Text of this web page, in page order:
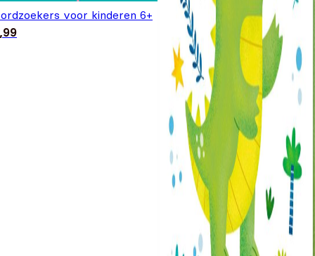
voor kinderen 6+